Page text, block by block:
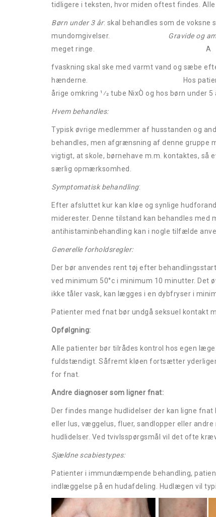
tidligere i teksten, hvor miden oftest findes.
Børn under 3 år: skal behandles som de voksne
mundomgivelser. Gravide og
meget ringe. A
fvaskning skal ske med varmt vand og sæbe
hænderne. Hos patienter over 12 år
årige omkring 1⁄2 tube NixÒ og hos børn under 5
Hvem behandles:
Typisk øvrige medlemmer af husstanden og
behandles, men afgrænsning af denne gruppe
vigtigt, at skole, børnehave m.m. kontaktes,
særlig opmærksomhed.
Symptomatisk behandling:
Efter afsluttet kur kan kløe og synlige
miderester. Denne tilstand kan behandles med
antihistaminbehandling kan i nogle tilfælde
Generelle forholdsregler:
Der bør anvendes rent tøj efter
ved minimum 50°c i minimum 10 minutter. Det
ikke tåler vask, kan lægges i en dybfryser i
Patienter med fnat bør undgå seksuel kontakt
Alle patienter bør tilrådes kontrol hos egen
fuldstændigt. Såfremt kløen fortsætter
for fnat.
Andre diagnoser som ligner fnat:
Der findes mange hudlidelser der kan ligne
eller lus, væggelus, fluer, sandlopper eller
hudlidelser. Ved tvivlsspørgsmål vil det ofte
Sjældne
Patienter i immundæmpende behandling,
indlæggelse på en hudafdeling. Hudlægen vil